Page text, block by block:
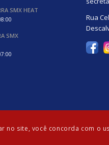
SMX HEAT
SMX
Rua
no site, você concorda com o